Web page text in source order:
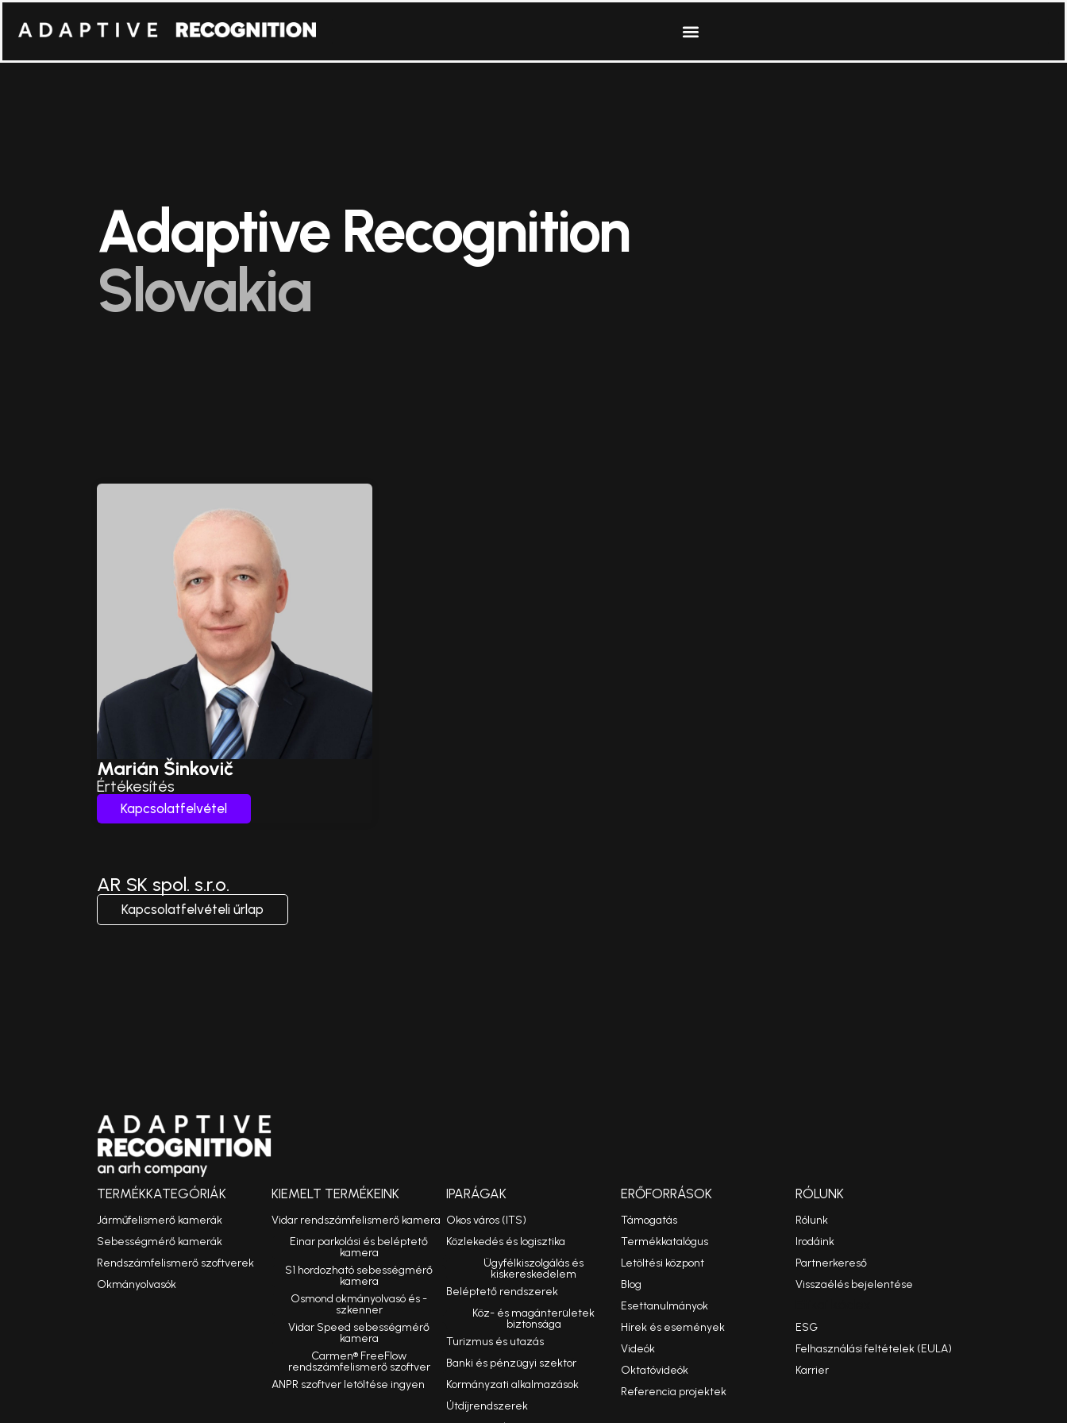
Adaptive Recognition
Slovakia
Marián Šinkovič
Értékesítés
Kapcsolatfelvétel
AR SK spol. s.r.o.
Kapcsolatfelvételi űrlap
TERMÉKKATEGÓRIÁK
Járműfelismerő kamerák
Sebességmérő kamerák
Rendszámfelismerő szoftverek
Okmányolvasók
KIEMELT TERMÉKEINK
Vidar rendszámfelismerő kamera
Einar parkolási és beléptető
kamera
S1 hordozható sebességmérő
kamera
Osmond okmányolvasó és -
szkenner
Vidar Speed sebességmérő
kamera
Carmen® FreeFlow
rendszámfelismerő szoftver
ANPR szoftver letöltése ingyen
IPARÁGAK
Okos város (ITS)
Közlekedés és logisztika
Ügyfélkiszolgálás és
kiskereskedelem
Beléptető rendszerek
Köz- és magánterületek
biztonsága
Turizmus és utazás
Banki és pénzügyi szektor
Kormányzati alkalmazások
Útdíjrendszerek
ERŐFORRÁSOK
Támogatás
Termékkatalógus
Letöltési központ
Blog
Esettanulmányok
Hírek és események
Videók
Oktatóvideók
Referencia projektek
RÓLUNK
Rólunk
Irodáink
Partnerkereső
Visszaélés bejelentése
ESG
Felhasználási feltételek (EULA)
Karrier